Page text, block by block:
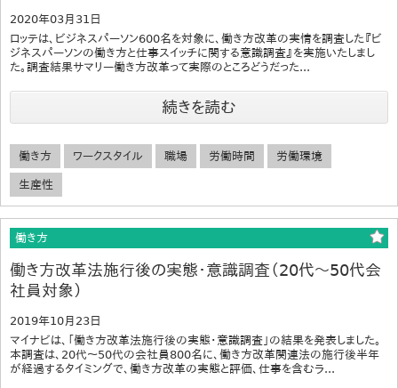
2020年03月31日
ロッテは、ビジネスパーソン600名を対象に、働き方改革の実情を調査した『ビ
ジネスパーソンの働き方と仕事スイッチに関する意識調査』を実施いたしまし
た。調査結果サマリー働き方改革って実際のところどうだった...
続きを読む
働き方 ワークスタイル 職場 労働時間 労働環境
生産性
働き方
働き方改革法施行後の実態・意識調査（20代～50代会
社員対象）
2019年10月23日
マイナビは、「働き方改革法施行後の実態・意識調査」の結果を発表しました。
本調査は、20代～50代の会社員800名に、働き方改革関連法の施行後半年
が経過するタイミングで、働き方改革の実態と評価、仕事を含むラ...